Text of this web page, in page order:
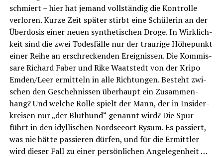
schmiert – hier hat jemand voll­stän­dig die Kon­trol­le
ver­lo­ren. Kur­ze Zeit spä­ter stirbt eine Schü­le­rin an der
Über­do­sis einer neu­en syn­the­ti­schen Dro­ge. In Wirk­lich­
keit sind die zwei Todes­fäl­le nur der trau­ri­ge Höhe­punkt
einer Rei­he an erschre­cken­den Ereig­nis­sen. Die Kom­mis­
sa­re Richard Faber und Rike Waat­s­tedt von der Kri­po
Emden/Leer ermit­teln in alle Rich­tun­gen. Besteht zwi­
schen den Gescheh­nis­sen über­haupt ein Zusam­men­
hang? Und wel­che Rol­le spielt der Mann, der in Insi­der­
krei­sen nur „der Blut­hund“ genannt wird? Die Spur
führt in den idyl­li­schen Nord­see­ort Rysum. Es pas­siert,
was nie hät­te pas­sie­ren dür­fen, und für die Ermitt­ler
wird die­ser Fall zu einer per­sön­li­chen Angelegenheit …